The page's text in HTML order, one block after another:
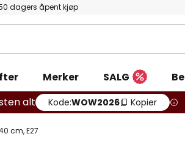
dagers åpent kjøp
Merker SALG
alt Kode:WOW2026 Kopier
cm, E27